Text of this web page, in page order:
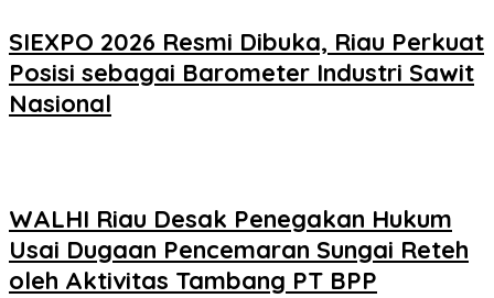
SIEXPO 2026 Resmi Dibuka, Riau Perkuat
Posisi sebagai Barometer Industri Sawit
Nasional
WALHI Riau Desak Penegakan Hukum
Usai Dugaan Pencemaran Sungai Reteh
oleh Aktivitas Tambang PT BPP